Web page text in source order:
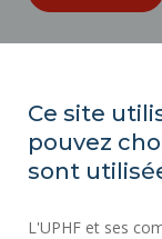
MAPA DEL SITIO
DATOS
Ce site
pouvez
sont
L'UPHF et ses